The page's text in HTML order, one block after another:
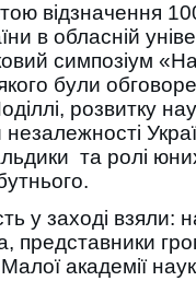
відзначення
в обласній
симпозіум
були
розвитку
незалежності
та ролі
у заході взяли:
представники
Малої академії